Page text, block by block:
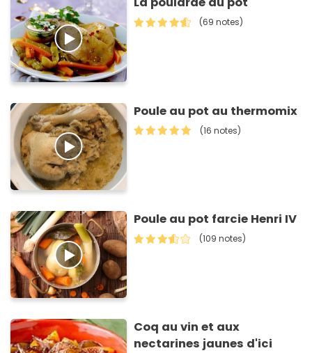
(69 notes)
Poule au pot au thermomix
(16 notes)
Poule au pot farcie Henri IV
(109 notes)
Coq au vin et aux
nectarines jaunes d'ici